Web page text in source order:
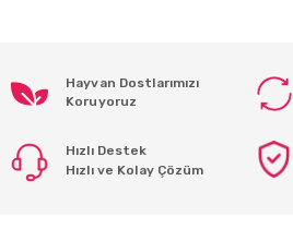
Hayvan Dostlarımızı
Koruyoruz
Hızlı Destek
Hızlı ve Kolay Çözüm